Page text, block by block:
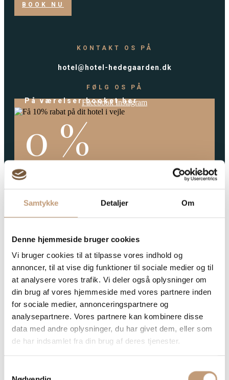
Samtykke Detaljer Om
Denne hjemmeside bruger cookies
Vi bruger cookies til at tilpasse vores indhold og
annoncer, til at vise dig funktioner til sociale medier og til
at analysere vores trafik. Vi deler også oplysninger om
din brug af vores hjemmeside med vores partnere inden
for sociale medier, annonceringspartnere og
analysepartnere. Vores partnere kan kombinere disse
data med andre oplysninger, du har givet dem, eller som
de har indsamlet fra din brug af deres tjenester.
BOOK NU
KONTAKT OS PÅ
hotel@hotel-hedegaarden.dk
FØLG OS PÅ
Facebook Instagram
På værelser booket her
0 %
+ Fri bar*
0